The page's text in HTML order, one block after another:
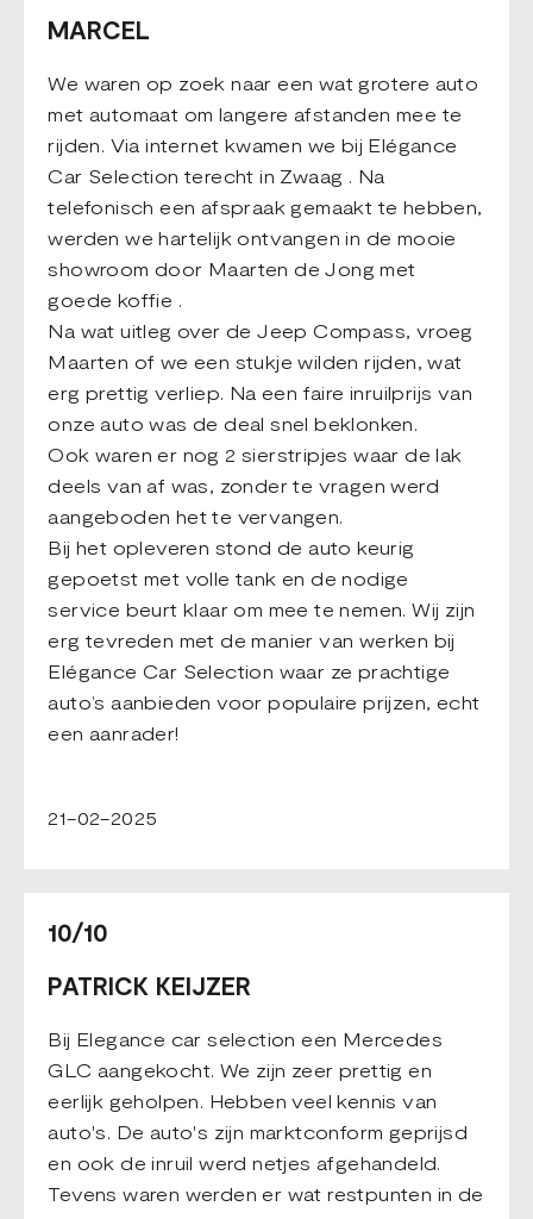
MARCEL
We waren op zoek naar een wat grotere auto
met automaat om langere afstanden mee te
rijden. Via internet kwamen we bij Elégance
Car Selection terecht in Zwaag . Na
telefonisch een afspraak gemaakt te hebben,
werden we hartelijk ontvangen in de mooie
showroom door Maarten de Jong met
goede koffie .
Na wat uitleg over de Jeep Compass, vroeg
Maarten of we een stukje wilden rijden, wat
erg prettig verliep. Na een faire inruilprijs van
onze auto was de deal snel beklonken.
Ook waren er nog 2 sierstripjes waar de lak
deels van af was, zonder te vragen werd
aangeboden het te vervangen.
Bij het opleveren stond de auto keurig
gepoetst met volle tank en de nodige
service beurt klaar om mee te nemen. Wij zijn
erg tevreden met de manier van werken bij
Elégance Car Selection waar ze prachtige
auto’s aanbieden voor populaire prijzen, echt
een aanrader!
21-02-2025
10/10
PATRICK KEIJZER
Bij Elegance car selection een Mercedes
GLC aangekocht. We zijn zeer prettig en
eerlijk geholpen. Hebben veel kennis van
auto's. De auto's zijn marktconform geprijsd
en ook de inruil werd netjes afgehandeld.
Tevens waren werden er wat restpunten in de